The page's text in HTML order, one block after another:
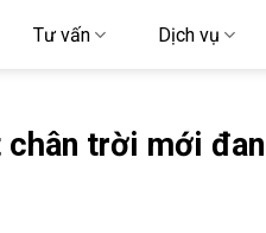
Tư vấn Dịch vụ
trời mới